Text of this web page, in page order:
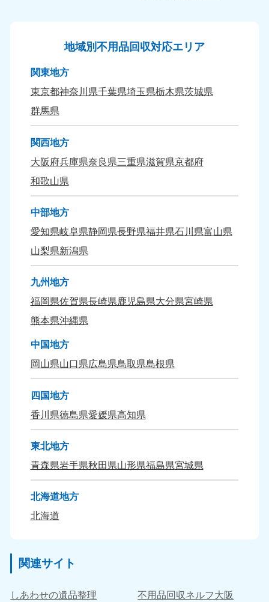
熊本県
9:00〜19:00 年中無休
沖縄県
地域別不用品回収対応エリア
関東地方
東京都神奈川県千葉県埼玉県栃木県茨城県
群馬県
関西地方
大阪府兵庫県奈良県三重県滋賀県京都府
和歌山県
中部地方
愛知県岐阜県静岡県長野県福井県石川県富山県
山梨県新潟県
九州地方
福岡県佐賀県長崎県鹿児島県大分県宮崎県
熊本県沖縄県
中国地方
岡山県山口県広島県鳥取県島根県
四国地方
香川県徳島県愛媛県高知県
東北地方
青森県岩手県秋田県山形県福島県宮城県
北海道地方
北海道
関連サイト
しあわせの遺品整理 不用品回収ネルフ大阪